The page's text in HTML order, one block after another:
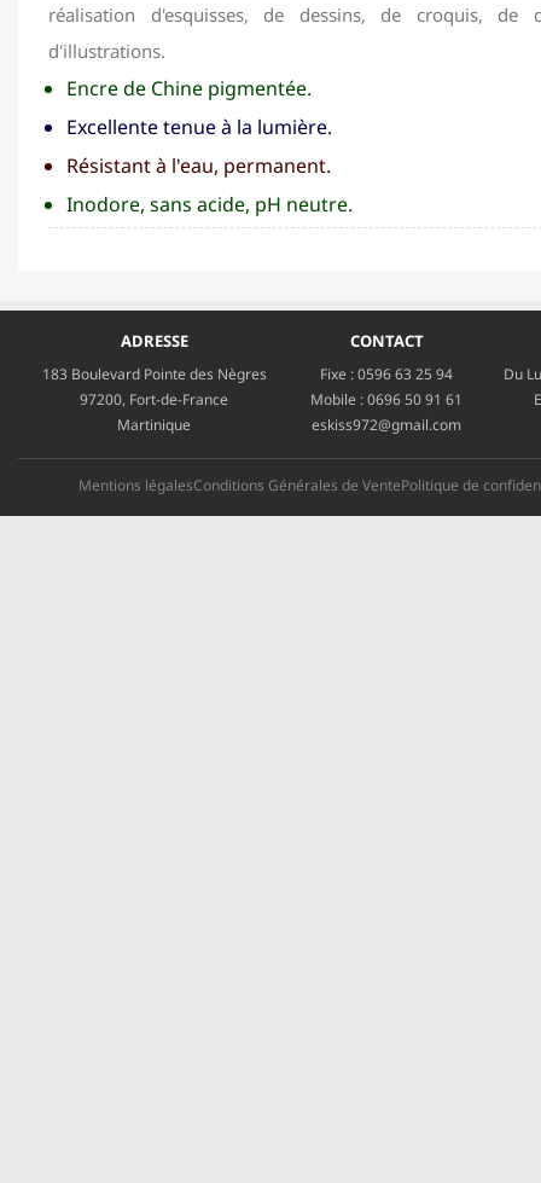
réalisation d'esquisses, de dessins, de croquis, de
d'illustrations.
Encre de Chine pigmentée.
Excellente tenue à la lumière.
Résistant à l'eau, permanent.
Inodore, sans acide, pH neutre.
ADRESSE
183 Boulevard Pointe des Nègres
97200, Fort-de-France
Martinique
CONTACT
Fixe :0596 63 25 94
Mobile :0696 50 91 61
eskiss972@gmail.com
Du
Mentions légalesConditions Générales de VentePolitique de